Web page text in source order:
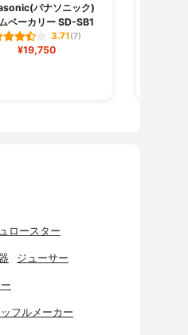
パナソニック)
ベーカリー SD-SB1
3.71(7)
¥19,750
ロースター
ジューサー
フルメーカー